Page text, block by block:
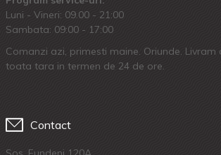
Luni - Vineri: 09.00 - 21:00
Sambata: 09:00 - 17:00
Comanzi azi, primesti maine. Oriunde. Livram
toata tara in termen de 24 de ore.
Contact